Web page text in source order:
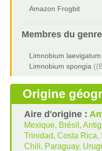
Amazon Frogbit
Membres du genre
Limnobium laevigatum
Limnobium spongia
Origine
Aire d'origine :
Mexique, Brésil,
Trinidad, Costa Rica,
Chili, Paraguay,